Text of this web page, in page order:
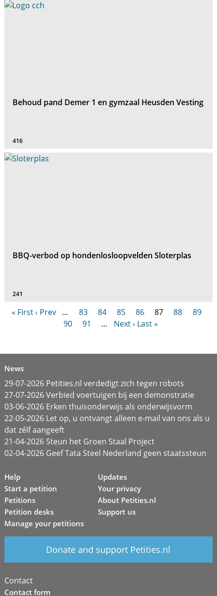
Behoud pand Demer 1 en gymzaal Heusden Vesting
416
BBQ-verbod op hondenlosloopvelden Sloterplas
241
« First‹ Prev … 83 84 85 86 87 88
89
90
91 … Next › Last »
News
29-07-2026 Petities.nl verdedigt zich tegen robots
27-07-2026 Verbied voertuigen bij een demonstratie
03-06-2026 Erken thuisonderwijs als onderwijsvorm
22-05-2026 Let op, u ontvangt alleen e-mail van ons als u
dat zélf aangeeft
21-04-2026 Steun het Groen Staal Project
02-04-2026 Geef Tata Steel Nederland geen staatssteun
Help
Start a petition
Petitions
Petition desks
Manage your petitions
Updates
Your privacy
About Petities.nl
Support us
Donate and support Petities.nl
Contact
Contact form